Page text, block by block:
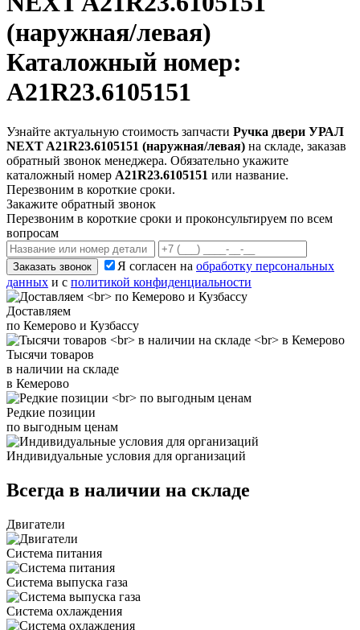
(наружная/левая)
Каталожный номер:
A21R23.6105151
Узнайте актуальную стоимость запчасти Ручка двери УРАЛ
NEXT A21R23.6105151 (наружная/левая) на складе, заказав
обратный звонок менеджера. Обязательно укажите
каталожный номер A21R23.6105151 или название.
Перезвоним в короткие сроки.
Закажите обратный звонок
Перезвоним в короткие сроки и проконсультируем по всем
вопросам
Заказать звонок Я согласен на обработку персональных
данных и с политикой конфиденциальности
Доставляем
по Кемерово и Кузбассу
Тысячи товаров
в наличии на складе
в Кемерово
Редкие позиции
по выгодным ценам
Индивидуальные условия для организаций
Всегда в наличии на складе
Двигатели
Система питания
Система выпуска газа
Система охлаждения